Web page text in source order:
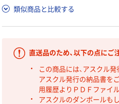
類似商品と比較する
直送品のため、以下の点にご
この商品には、アスクル
アスクル発行の納品書を
用履歴よりＰＤＦファイ
アスクルのダンボールも